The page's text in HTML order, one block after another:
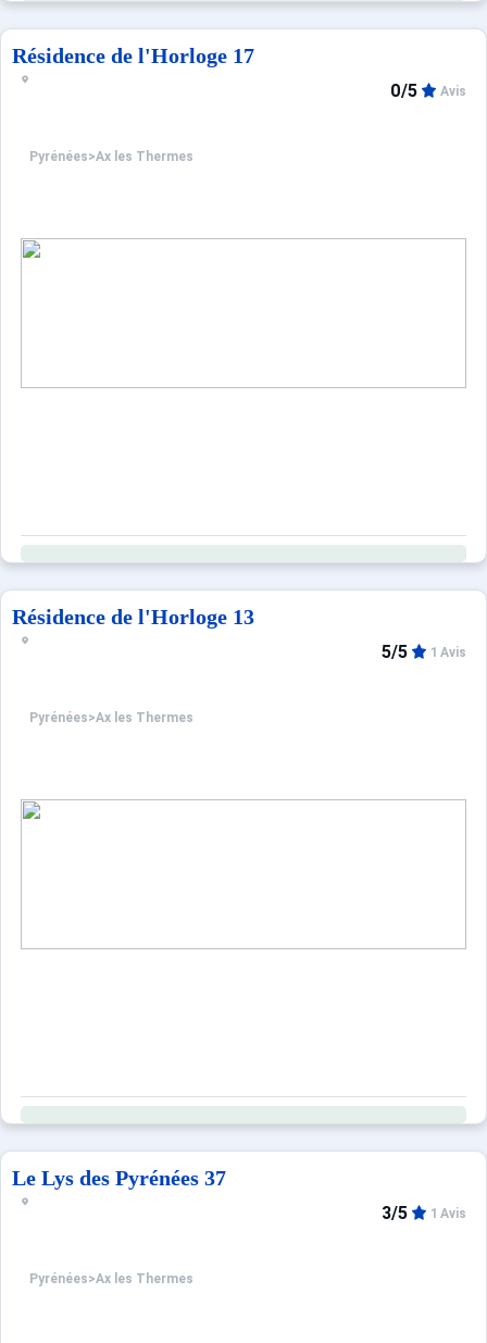
Résidence de l'Horloge 17
Pyrénées>Ax les Thermes
0/5 Avis
Résidence de l'Horloge 13
Pyrénées>Ax les Thermes
5/5 1 Avis
Le Lys des Pyrénées 37
Pyrénées>Ax les Thermes
3/5 1 Avis